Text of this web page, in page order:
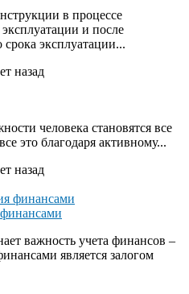
в процессе
и после
эксплуатации...
назад
человека становятся все
это благодаря активному...
назад
важность учета финансов –
является залогом